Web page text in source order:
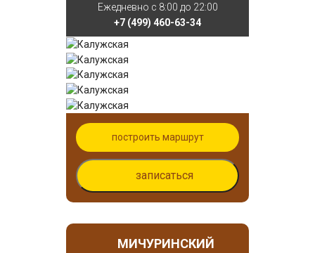
Ежедневно с 8:00 до 22:00
+7 (499) 460-63-34
построить маршрут
записаться
МИЧУРИНСКИЙ